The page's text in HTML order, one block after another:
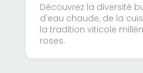
Découvrez la diversité
d'eau chaude, de la
la tradition viticole
roses.